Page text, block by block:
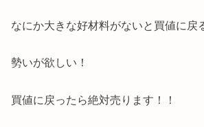
なにか大きな好材料がないと買値に戻
勢いが欲しい！
買値に戻ったら絶対売ります！！